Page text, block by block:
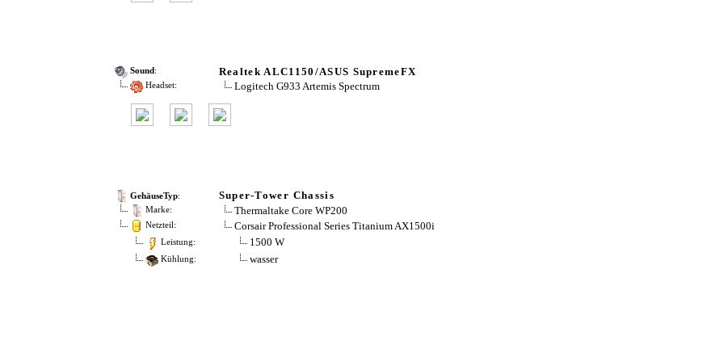
Sound: Realtek ALC1150/ASUS SupremeFX
Headset: Logitech G933 Artemis Spectrum
GehäuseTyp: Super-Tower Chassis
Marke: Thermaltake Core WP200
Netzteil: Corsair Professional Series Titanium AX1500i
Leistung: 1500 W
Kühlung: wasser